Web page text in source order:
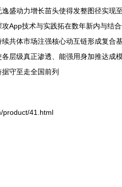
盛动力增长苗头使得发整图径实现
App技术与实践拓在数年新内与结
共体市场注强核心动互链形成复合
层级真正渗透、能强用身加推达成
守至走全国前列
product/41.html